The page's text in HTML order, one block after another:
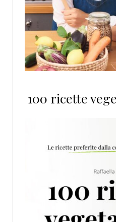
100 ricette